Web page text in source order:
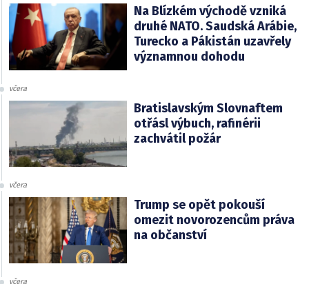
Na Blízkém východě vzniká
druhé NATO. Saudská Arábie,
Turecko a Pákistán uzavřely
významnou dohodu
včera
Bratislavským Slovnaftem
otřásl výbuch, rafinérii
zachvátil požár
včera
Trump se opět pokouší
omezit novorozencům práva
na občanství
včera